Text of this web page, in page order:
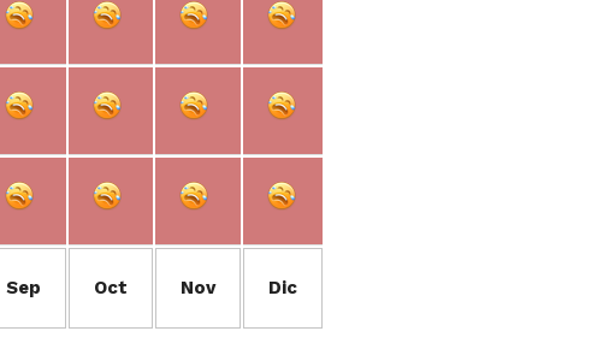
Sep Oct Nov Dic